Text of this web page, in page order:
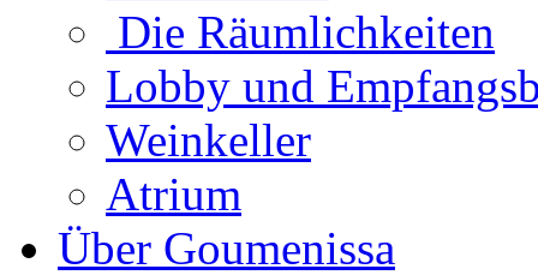
Die Räumlichkeiten
Lobby und
Weinkeller
Atrium
Über Goumenissa